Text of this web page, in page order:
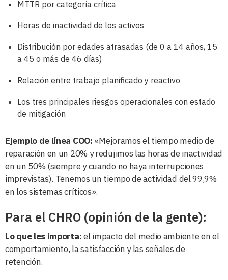
MTTR por categoría crítica
Horas de inactividad de los activos
Distribución por edades atrasadas (de 0 a 14 años, 15
a 45 o más de 46 días)
Relación entre trabajo planificado y reactivo
Los tres principales riesgos operacionales con estado
de mitigación
Ejemplo de línea COO: «Mejoramos el tiempo medio de
reparación en un 20% y redujimos las horas de inactividad
en un 50% (siempre y cuando no haya interrupciones
imprevistas). Tenemos un tiempo de actividad del 99,9%
en los sistemas críticos».
Para el CHRO (opinión de la gente):
Lo que les importa:el impacto del medio ambiente en el
comportamiento, la satisfacción y las señales de
retención.